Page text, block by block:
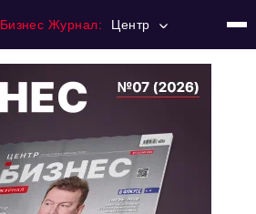
Бизнес Журнал: Центр